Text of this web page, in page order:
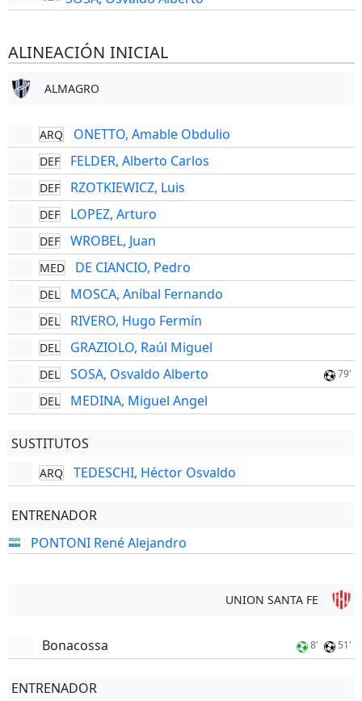
ALINEACIÓN INICIAL
ALMAGRO
ARQ ONETTO, Amable Obdulio
DEF FELDER, Alberto Carlos
DEF RZOTKIEWICZ, Luis
DEF LOPEZ, Arturo
DEF WROBEL, Juan
MED DE CIANCIO, Pedro
DEL MOSCA, Aníbal Fernando
DEL RIVERO, Hugo Fermín
DEL GRAZIOLO, Raúl Miguel
DEL SOSA, Osvaldo Alberto 79'
DEL MEDINA, Miguel Angel
SUSTITUTOS
ARQ TEDESCHI, Héctor Osvaldo
ENTRENADOR
PONTONI René Alejandro
UNION SANTA FE
Bonacossa 8' 51'
ENTRENADOR